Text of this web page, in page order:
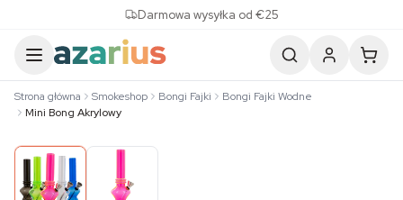
Darmowa wysyłka od €25
Strona główna Smokeshop Bongi Fajki
Bongi Fajki Wodne
Mini Bong Akrylowy